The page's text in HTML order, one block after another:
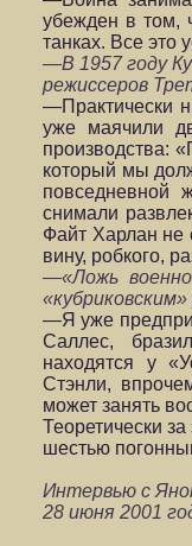
убежден в том,
танках. Все это
—В 1957 году
режиссеров
—Практически
уже маячили
производства:
который мы
повседневной
снимали
Файт Харлан не
вину, робкого,
—«Ложь
—Я уже
Саллес,
находятся у
Стэнли,
может занять
Теоретически
шестью
Интервью с
28 июня 2001